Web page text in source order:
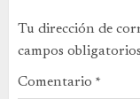
Tu dirección de
campos
Comentario *